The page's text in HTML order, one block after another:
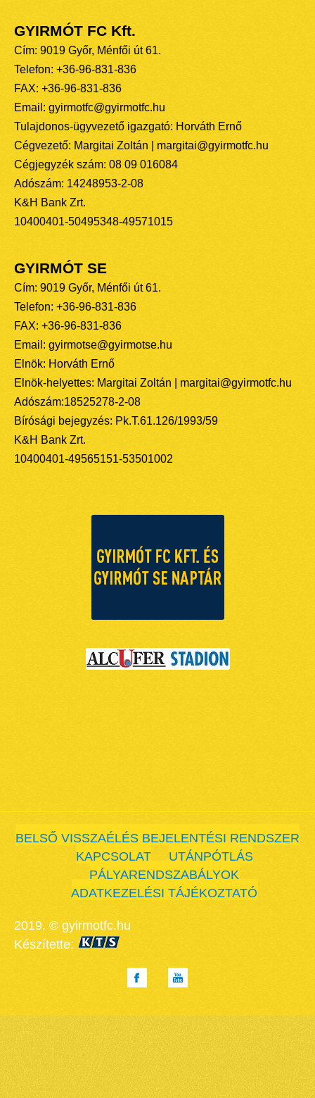
GYIRMÓT FC Kft.
Cím: 9019 Győr, Ménfői út 61.
Telefon: +36-96-831-836
FAX: +36-96-831-836
Email: gyirmotfc@gyirmotfc.hu
Tulajdonos-ügyvezető igazgató: Horváth Ernő
Cégvezető: Margitai Zoltán | margitai@gyirmotfc.hu
Cégjegyzék szám: 08 09 016084
Adószám: 14248953-2-08
K&H Bank Zrt.
10400401-50495348-49571015
GYIRMÓT SE
Cím: 9019 Győr, Ménfői út 61.
Telefon: +36-96-831-836
FAX: +36-96-831-836
Email: gyirmotse@gyirmotse.hu
Elnök: Horváth Ernő
Elnök-helyettes: Margitai Zoltán | margitai@gyirmotfc.hu
Adószám:18525278-2-08
Bírósági bejegyzés: Pk.T.61.126/1993/59
K&H Bank Zrt.
10400401-49565151-53501002
BELSŐ VISSZAÉLÉS BEJELENTÉSI RENDSZER
KAPCSOLAT
UTÁNPÓTLÁS
PÁLYARENDSZABÁLYOK
ADATKEZELÉSI TÁJÉKOZTATÓ
2019. © gyirmotfc.hu
Készítette: